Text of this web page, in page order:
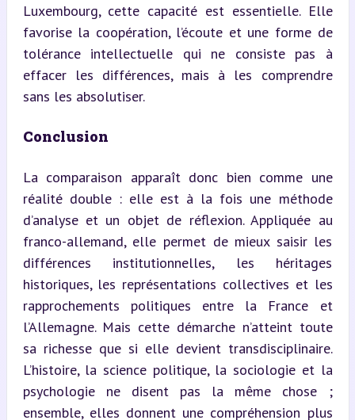
Luxembourg, cette capacité est essentielle. Elle
favorise la coopération, l’écoute et une forme de
tolérance intellectuelle qui ne consiste pas à
effacer les différences, mais à les comprendre
sans les absolutiser.
Conclusion
La comparaison apparaît donc bien comme une
réalité double : elle est à la fois une méthode
d’analyse et un objet de réflexion. Appliquée au
franco-allemand, elle permet de mieux saisir les
différences institutionnelles, les héritages
historiques, les représentations collectives et les
rapprochements politiques entre la France et
l’Allemagne. Mais cette démarche n’atteint toute
sa richesse que si elle devient transdisciplinaire.
L’histoire, la science politique, la sociologie et la
psychologie ne disent pas la même chose ;
ensemble, elles donnent une compréhension plus